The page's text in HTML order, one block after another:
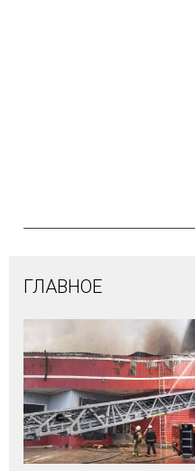
ГЛАВНОЕ